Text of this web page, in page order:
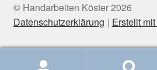
© Handarbeiten Köster 2026
Datenschutzerklärung
Erstellt